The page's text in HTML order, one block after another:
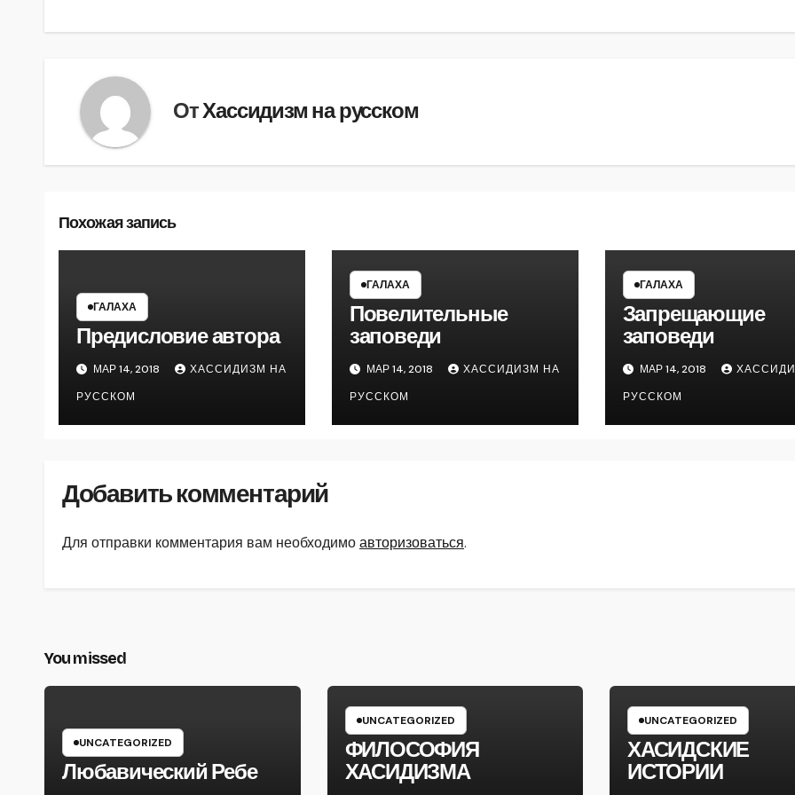
записям
ОтХассидизм на русском
Похожая запись
ГАЛАХА
Предисловие автора
МАР 14, 2018
ХАССИДИЗМ НА
РУССКОМ
ГАЛАХА
Повелительные
заповеди
МАР 14, 2018
ХАССИДИЗМ НА
РУССКОМ
ГАЛАХА
Запрещающие
заповеди
МАР 14, 2018
РУССКОМ
Добавить комментарий
Для отправки комментария вам необходимоавторизоваться.
You missed
UNCATEGORIZED
Любавический Ребе
UNCATEGORIZED
ФИЛОСОФИЯ
ХАСИДИЗМА
UNCATEGORIZED
ХАСИДСКИЕ
ИСТОРИИ